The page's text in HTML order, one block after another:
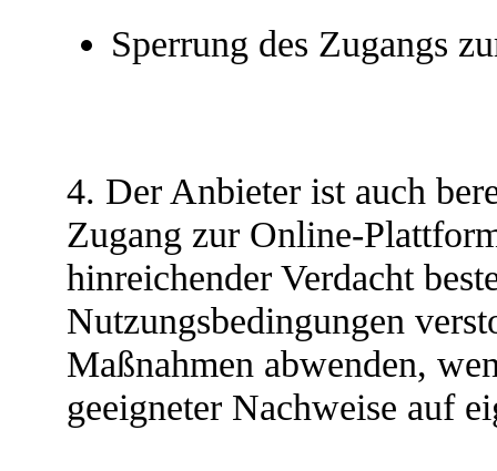
Sperrung des Zugangs
4. Der Anbieter ist auch
Zugang zur Online-
hinreichender Verdacht
Nutzungsbedingungen
Maßnahmen abwenden,
geeigneter Nachweise auf